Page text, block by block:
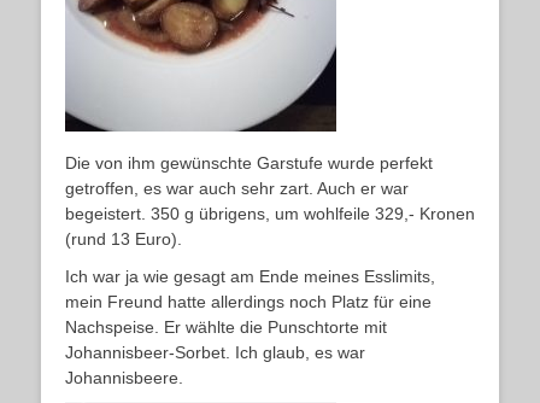
Die von ihm gewünschte Garstufe wurde perfekt
getroffen, es war auch sehr zart. Auch er war
begeistert. 350 g übrigens, um wohlfeile 329,- Kronen
(rund 13 Euro).
Ich war ja wie gesagt am Ende meines Esslimits,
mein Freund hatte allerdings noch Platz für eine
Nachspeise. Er wählte die Punschtorte mit
Johannisbeer-Sorbet. Ich glaub, es war
Johannisbeere.